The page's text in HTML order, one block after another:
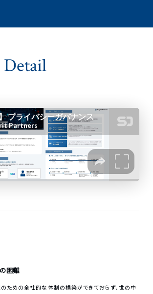
Detail
困難
ための全社的な体制の構築ができておらず、世の中